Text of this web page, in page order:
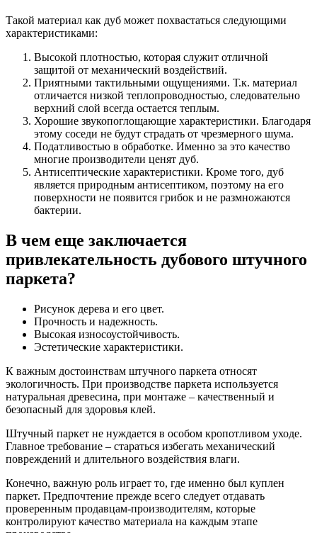
Такой материал как дуб может похвастаться следующими
характеристиками:
Высокой плотностью, которая служит отличной
защитой от механический воздействий.
Приятными тактильными ощущениями. Т.к. материал
отличается низкой теплопроводностью, следовательно
верхний слой всегда остается теплым.
Хорошие звукопоглощающие характеристики. Благодаря
этому соседи не будут страдать от чрезмерного шума.
Податливостью в обработке. Именно за это качество
многие производители ценят дуб.
Антисептические характеристики. Кроме того, дуб
является природным антисептиком, поэтому на его
поверхности не появится грибок и не размножаются
бактерии.
В чем еще заключается
привлекательность дубового штучного
паркета?
Рисунок дерева и его цвет.
Прочность и надежность.
Высокая износоустойчивость.
Эстетические характеристики.
К важным достоинствам штучного паркета относят
экологичность. При производстве паркета используется
натуральная древесина, при монтаже – качественный и
безопасный для здоровья клей.
Штучный паркет не нуждается в особом кропотливом уходе.
Главное требование – стараться избегать механический
повреждений и длительного воздействия влаги.
Конечно, важную роль играет то, где именно был куплен
паркет. Предпочтение прежде всего следует отдавать
проверенным продавцам-производителям, которые
контролируют качество материала на каждым этапе